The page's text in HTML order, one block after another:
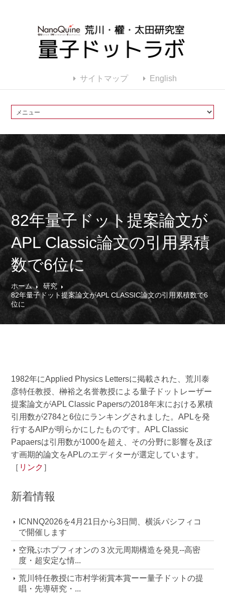
サイトマップ English
82年量子ドット提案論文が
APL Classic論文の引用累積
数で6位に
ホーム
研究
82年量子ドット提案論文がAPL CLASSIC論文の引用累積数で6
位に
1982年にApplied Physics Lettersに掲載された、荒川泰
彦特任教授、榊裕之名誉教授による量子ドットレーザー
提案論文がAPL Classic Papersの2018年末における累積
引用数が2784と6位にランキングされました。APLを発
行するAIPが明らかにしたものです。APL Classic
Papaersは引用数が1000を超え、その分野に影響を及ぼ
す画期的論文をAPLのエディターが選定しています。
［ リンク ］
新着情報
ICNNQ2026を4月21日から3日間、横浜パシフィコ
で開催します
空飛ぶホプフィオンの３次元周期構造を発見--高密
度・超安定な情...
荒川特任教授に市村学術賞本賞ーー量子ドットの提
唱・先導研究・...